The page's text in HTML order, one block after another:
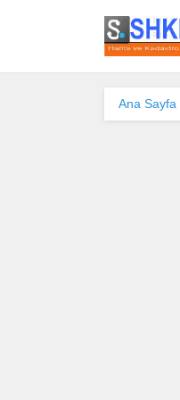
Ana Sayfa